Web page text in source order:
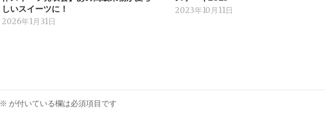
しいスイーツに！
2026年1月31日
2023年10月11日
※ が付いている欄は必須項目です